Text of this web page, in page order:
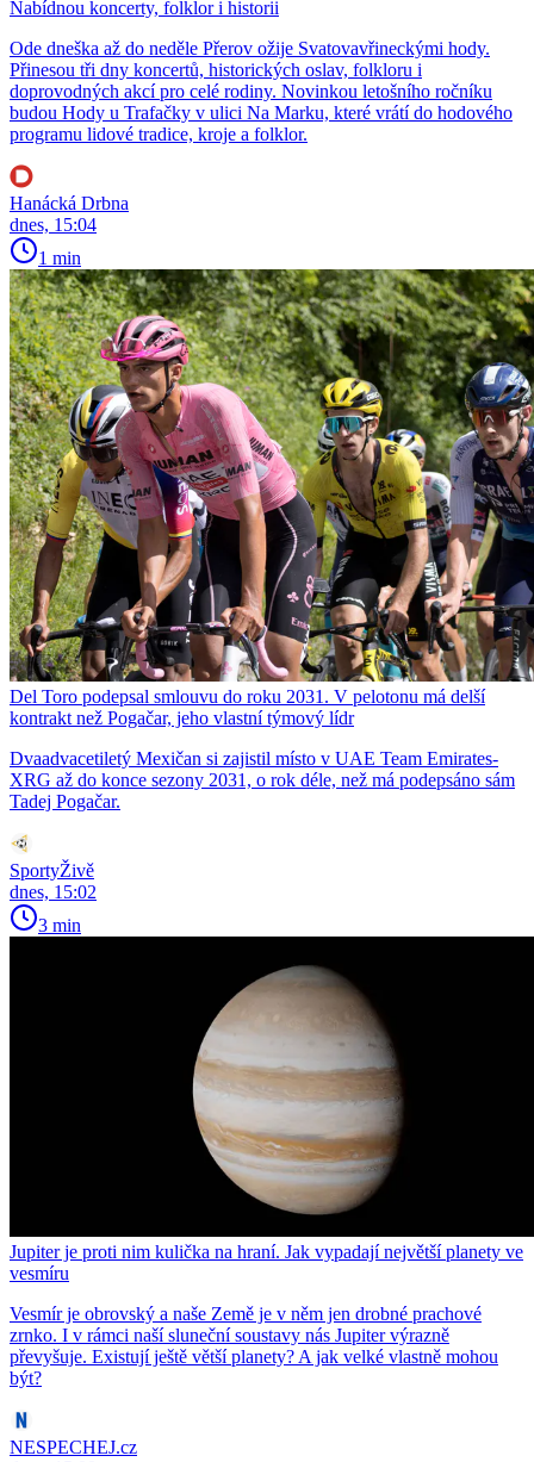
Nabídnou koncerty, folklor i historii
Ode dneška až do neděle Přerov ožije Svatovavřineckými hody.
Přinesou tři dny koncertů, historických oslav, folkloru i
doprovodných akcí pro celé rodiny. Novinkou letošního ročníku
budou Hody u Trafačky v ulici Na Marku, které vrátí do hodového
programu lidové tradice, kroje a folklor.
Hanácká Drbna
dnes, 15:04
1 min
Del Toro podepsal smlouvu do roku 2031. V pelotonu má delší
kontrakt než Pogačar, jeho vlastní týmový lídr
Dvaadvacetiletý Mexičan si zajistil místo v UAE Team Emirates-
XRG až do konce sezony 2031, o rok déle, než má podepsáno sám
Tadej Pogačar.
SportyŽivě
dnes, 15:02
3 min
Jupiter je proti nim kulička na hraní. Jak vypadají největší planety ve
vesmíru
Vesmír je obrovský a naše Země je v něm jen drobné prachové
zrnko. I v rámci naší sluneční soustavy nás Jupiter výrazně
převyšuje. Existují ještě větší planety? A jak velké vlastně mohou
být?
NESPECHEJ.cz